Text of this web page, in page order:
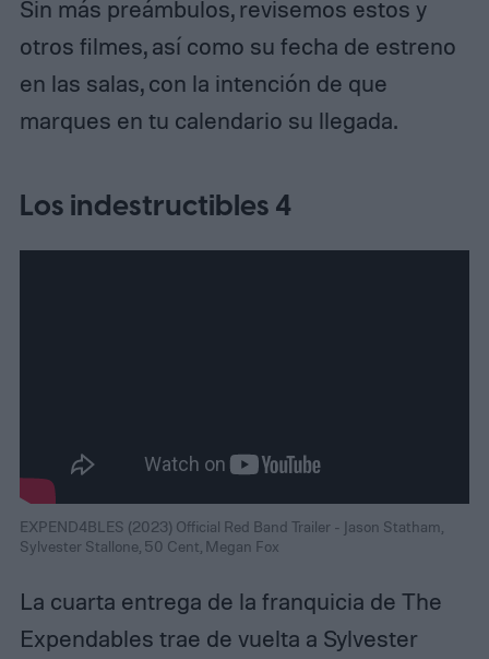
Sin más preámbulos, revisemos estos y
otros filmes, así como su fecha de estreno
en las salas, con la intención de que
marques en tu calendario su llegada.
Los indestructibles 4
EXPEND4BLES (2023) Official Red Band Trailer - Jason Statham,
Sylvester Stallone, 50 Cent, Megan Fox
La cuarta entrega de la franquicia de The
Expendables trae de vuelta a Sylvester